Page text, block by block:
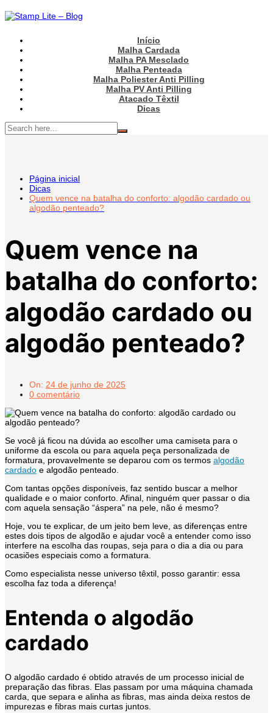
Ir
para
conteúdo
Início
Malha Cardada
Malha PA Mesclado
Malha Penteada
Malha Poliester Anti Pilling
Malha PV Anti Pilling
Atacado Têxtil
Dicas
Página inicial
Dicas
Quem vence na batalha do conforto: algodão cardado ou
algodão penteado?
Quem vence na
batalha do conforto:
algodão cardado ou
algodão penteado?
On: 24 de junho de 2025
0 comentário
Se você já ficou na dúvida ao escolher uma camiseta para o
uniforme da escola ou para aquela peça personalizada de
formatura, provavelmente se deparou com os termos algodão
cardado e algodão penteado.
Com tantas opções disponíveis, faz sentido buscar a melhor
qualidade e o maior conforto. Afinal, ninguém quer passar o dia
com aquela sensação “áspera” na pele, não é mesmo?
Hoje, vou te explicar, de um jeito bem leve, as diferenças entre
estes dois tipos de algodão e ajudar você a entender como isso
interfere na escolha das roupas, seja para o dia a dia ou para
ocasiões especiais como a formatura.
Como especialista nesse universo têxtil, posso garantir: essa
escolha faz toda a diferença!
Entenda o algodão
cardado
O algodão cardado é obtido através de um processo inicial de
preparação das fibras. Elas passam por uma máquina chamada
carda, que separa e alinha as fibras, mas ainda deixa restos de
impurezas e fibras mais curtas juntos.